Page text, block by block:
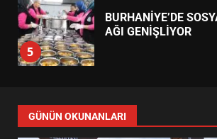
6
MANİSA’DA KRİTİK
ZİRVESİ NASIL GEÇTİ?
BURHANİYE SPOR
NE DEĞİŞİYOR?
GÜNÜN OKUNANLARI